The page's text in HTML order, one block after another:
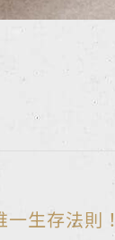
生存法則！